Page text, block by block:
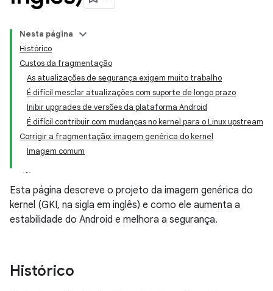
Nesta página
Histórico
Custos da fragmentação
As atualizações de segurança exigem muito trabalho
É difícil mesclar atualizações com suporte de longo prazo
Inibir upgrades de versões da plataforma Android
É difícil contribuir com mudanças no kernel para o Linux upstream
Corrigir a fragmentação: imagem genérica do kernel
Imagem comum
Esta página descreve o projeto da imagem genérica do
kernel (GKI, na sigla em inglês) e como ele aumenta a
estabilidade do Android e melhora a segurança.
Histórico